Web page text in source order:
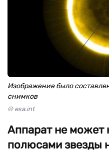
Изображение было
снимков
© esa.int
Аппарат не может
полюсами звезды